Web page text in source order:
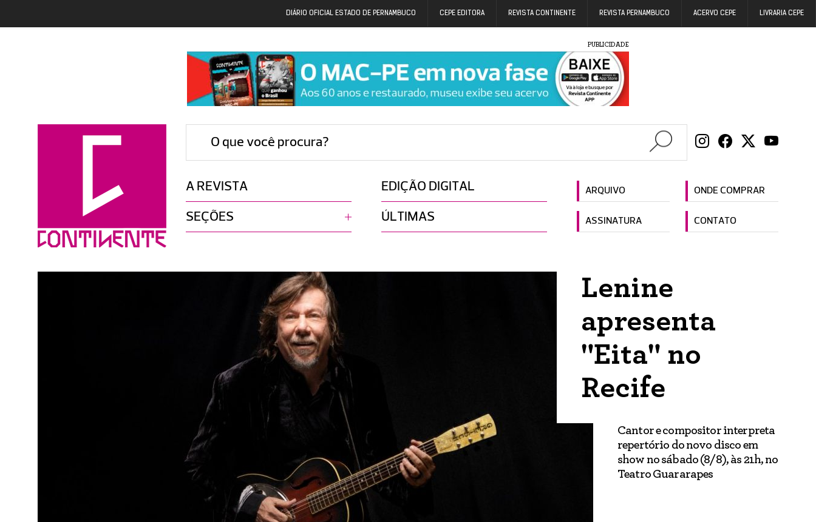
DIÁRIO OFICIAL ESTADO DE PERNAMBUCO CEPE EDITORA REVISTA CONTINENTE REVISTA PERNAMBUCO ACERVO CEPE LIVRARIA CEPE
PUBLICIDADE
O que você procura?
A REVISTA EDIÇÃO DIGITAL ARQUIVO ONDE COMPRAR
SEÇÕES ÚLTIMAS ASSINATURA CONTATO
Lenine
apresenta
"Eita" no
Recife
Cantor e compositor interpreta
repertório do novo disco em
show no sábado (8/8), às 21h, no
Teatro Guararapes